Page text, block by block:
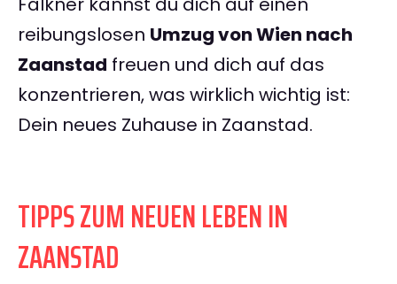
reibungslosen Umzug von Wien nach
Zaanstad freuen und dich auf das
konzentrieren, was wirklich wichtig ist:
Dein neues Zuhause in Zaanstad.
TIPPS ZUM NEUEN LEBEN IN
ZAANSTAD